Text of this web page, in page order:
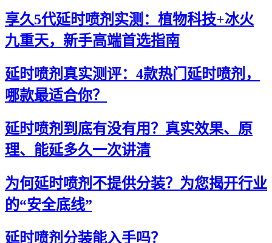
享久5代延时喷剂实测：植物科技+冰火
九重天，新手高端首选指南
延时喷剂真实测评：4款热门延时喷剂，
哪款最适合你？
延时喷剂到底有没有用？真实效果、原
理、能延多久一次讲清
为何延时喷剂不提供分装？为您揭开行业
的“安全底线”
延时喷剂分装能入手吗？